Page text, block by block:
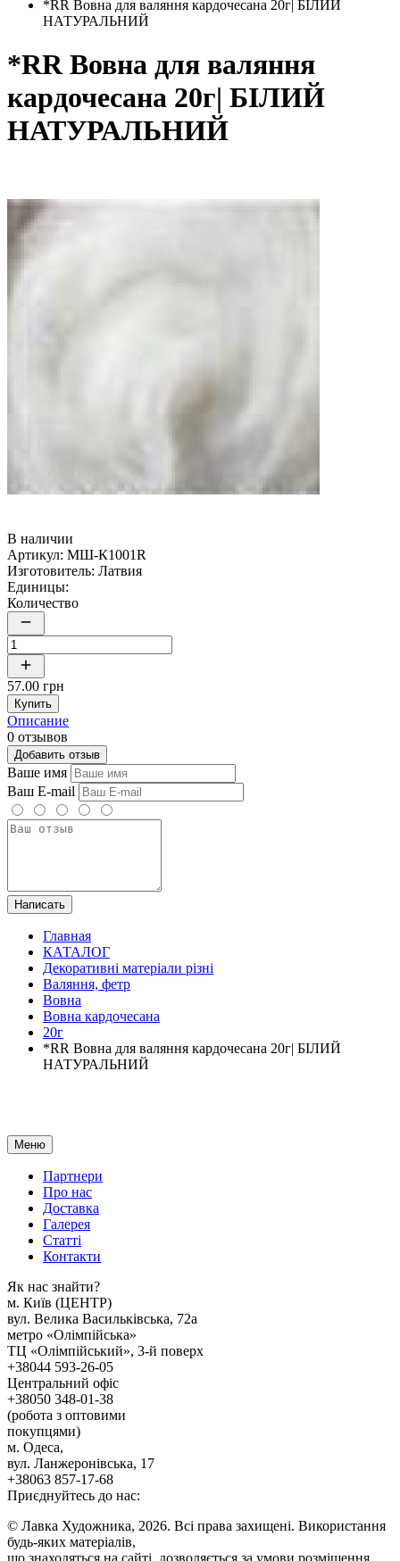
*RR Вовна для валяння кардочесана 20г| БІЛИЙ
НАТУРАЛЬНИЙ
*RR Вовна для валяння
кардочесана 20г| БІЛИЙ
НАТУРАЛЬНИЙ
В наличии
Артикул: МШ-К1001R
Изготовитель: Латвия
Единицы:
Количество
57.00 грн
Купить
Описание
0 отзывов
Добавить отзыв
Ваше имя
Ваш E-mail
Написать
Главная
КАТАЛОГ
Декоративні матеріали різні
Валяння, фетр
Вовна
Вовна кардочесана
20г
*RR Вовна для валяння кардочесана 20г| БІЛИЙ
НАТУРАЛЬНИЙ
Меню
Партнери
Про нас
Доставка
Галерея
Статтi
Контакти
Як наc знайти?
м. Киïв (ЦЕНТР)
вул. Велика Васильківська, 72а
метро «Олімпійська»
ТЦ «Олімпійський», 3-й поверх
+38044 593-26-05
Центральний офіс
+38050 348-01-38
(робота з оптовими
покупцями)
м. Одеса,
вул. Ланжеронівська, 17
+38063 857-17-68
Приєднуйтесь до нас:
© Лавка Художника, 2026. Всі права захищені. Використання
будь-яких матеріалів,
що знаходяться на сайті, дозволяється за умови розміщення